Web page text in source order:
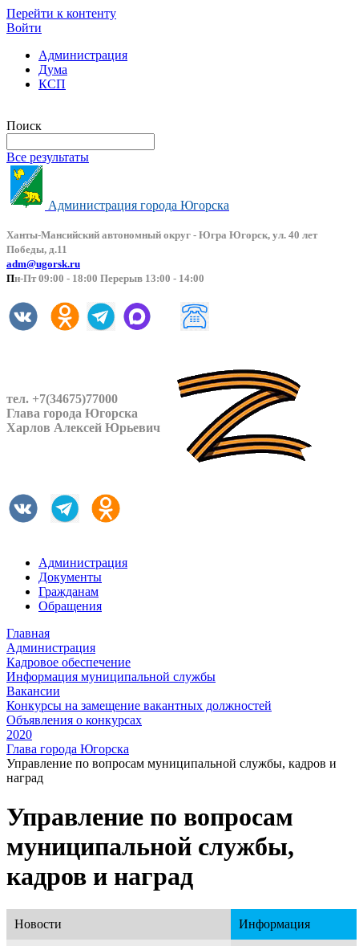
Перейти к контенту
Войти
Администрация
Дума
КСП
Поиск
Все результаты
Администрация города Югорска
Ханты-Мансийский автономный округ - Югра Югорск, ул. 40 лет
Победы, д.11
adm@ugorsk.ru
Пн-Пт 09:00 - 18:00 Перерыв 13:00 - 14:00
тел. +7(34675)77000
Глава города Югорска
Харлов Алексей Юрьевич
Администрация
Документы
Гражданам
Обращения
Главная
Администрация
Кадровое обеспечение
Информация муниципальной службы
Вакансии
Конкурсы на замещение вакантных должностей
Объявления о конкурсах
2020
Глава города Югорска
Управление по вопросам муниципальной службы, кадров и
наград
Управление по вопросам
муниципальной службы,
кадров и наград
Новости Информация